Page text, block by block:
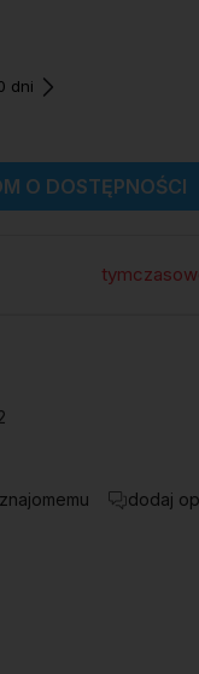
dni
O DOSTĘPNOŚCI
dodaj